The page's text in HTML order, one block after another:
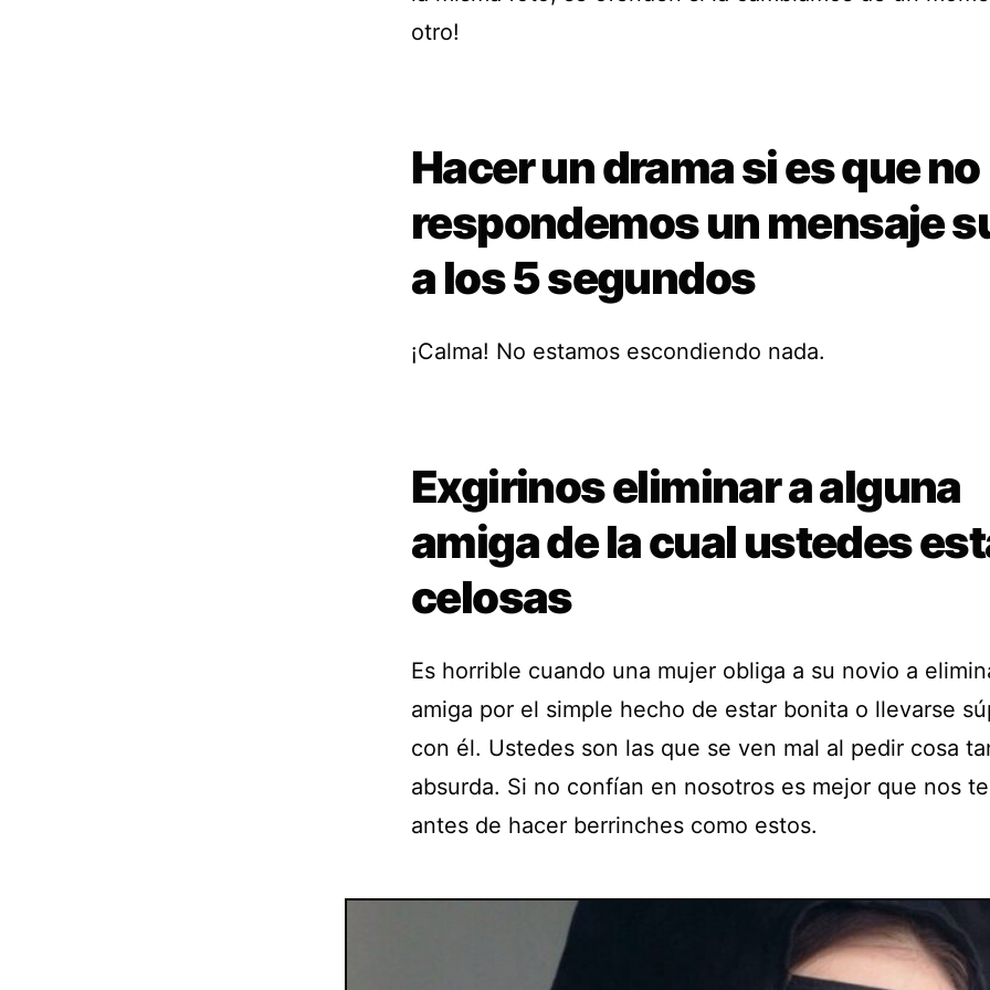
otro!
Hacer un drama si es que no
respondemos un mensaje
a los 5 segundos
¡Calma! No estamos escondiendo nada.
Exgirinos eliminar a alguna
amiga de la cual ustedes
celosas
Es horrible cuando una mujer obliga a su novio a
amiga por el simple hecho de estar bonita o llevarse
con él. Ustedes son las que se ven mal al pedir cosa
absurda. Si no confían en nosotros es mejor que nos
antes de hacer berrinches como estos.